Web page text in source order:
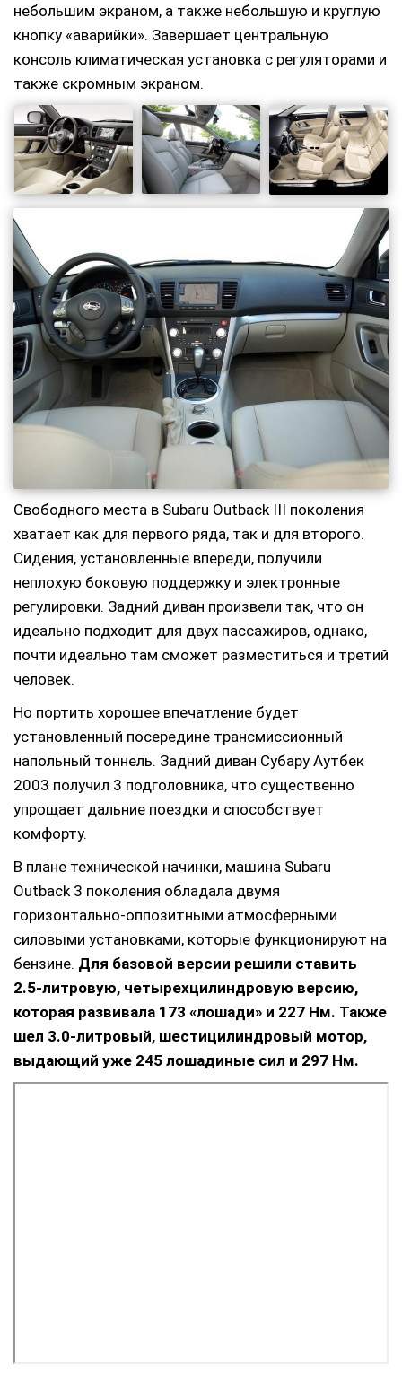
небольшим экраном, а также небольшую и круглую
кнопку «аварийки». Завершает центральную
консоль климатическая установка с регуляторами и
также скромным экраном.
Свободного места в Subaru Outback III поколения
хватает как для первого ряда, так и для второго.
Сидения, установленные впереди, получили
неплохую боковую поддержку и электронные
регулировки. Задний диван произвели так, что он
идеально подходит для двух пассажиров, однако,
почти идеально там сможет разместиться и третий
человек.
Но портить хорошее впечатление будет
установленный посередине трансмиссионный
напольный тоннель. Задний диван Субару Аутбек
2003 получил 3 подголовника, что существенно
упрощает дальние поездки и способствует
комфорту.
В плане технической начинки, машина Subaru
Outback 3 поколения обладала двумя
горизонтально-оппозитными атмосферными
силовыми установками, которые функционируют на
бензине. Для базовой версии решили ставить
2.5-литровую, четырехцилиндровую версию,
которая развивала 173 «лошади» и 227 Нм. Также
шел 3.0-литровый, шестицилиндровый мотор,
выдающий уже 245 лошадиные сил и 297 Нм.